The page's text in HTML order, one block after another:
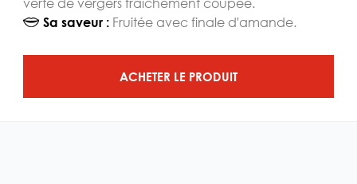
Sa saveur : Fruitée avec finale d'amande.
ACHETER LE PRODUIT